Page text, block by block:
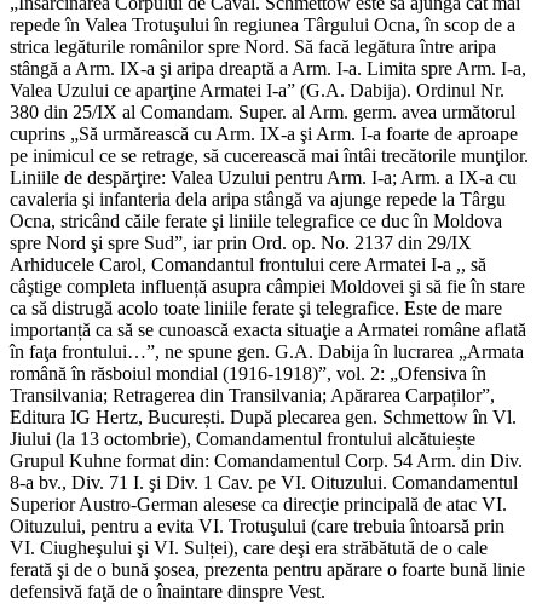
repede în Valea Trotuşului în regiunea Târgului Ocna, în scop de a
strica legăturile românilor spre Nord. Să facă legătura între aripa
stângă a Arm. IX-a şi aripa dreaptă a Arm. I-a. Limita spre Arm. I-a,
Valea Uzului ce aparţine Armatei I-a” (G.A. Dabija). Ordinul Nr.
380 din 25/IX al Comandam. Super. al Arm. germ. avea următorul
cuprins „Să urmărească cu Arm. IX-a şi Arm. I-a foarte de aproape
pe inimicul ce se retrage, să cucerească mai întâi trecătorile munţilor.
Liniile de despărţire: Valea Uzului pentru Arm. I-a; Arm. a IX-a cu
cavaleria şi infanteria dela aripa stângă va ajunge repede la Târgu
Ocna, stricând căile ferate şi liniile telegrafice ce duc în Moldova
spre Nord şi spre Sud”, iar prin Ord. op. No. 2137 din 29/IX
Arhiducele Carol, Comandantul frontului cere Armatei I-a ,, să
câştige completa influență asupra câmpiei Moldovei şi să fie în stare
ca să distrugă acolo toate liniile ferate şi telegrafice. Este de mare
importanță ca să se cunoască exacta situaţie a Armatei române aflată
în faţa frontului…”, ne spune gen. G.A. Dabija în lucrarea „Armata
română în răsboiul mondial (1916-1918)”, vol. 2: „Ofensiva în
Transilvania; Retragerea din Transilvania; Apărarea Carpaților”,
Editura IG Hertz, București. După plecarea gen. Schmettow în Vl.
Jiului (la 13 octombrie), Comandamentul frontului alcătuiește
Grupul Kuhne format din: Comandamentul Corp. 54 Arm. din Div.
8-a bv., Div. 71 I. şi Div. 1 Cav. pe VI. Oituzului. Comandamentul
Superior Austro-German alesese ca direcţie principală de atac VI.
Oituzului, pentru a evita VI. Trotuşului (care trebuia întoarsă prin
VI. Ciugheşului şi VI. Sulței), care deşi era străbătută de o cale
ferată şi de o bună şosea, prezenta pentru apărare o foarte bună linie
defensivă faţă de o înaintare dinspre Vest.